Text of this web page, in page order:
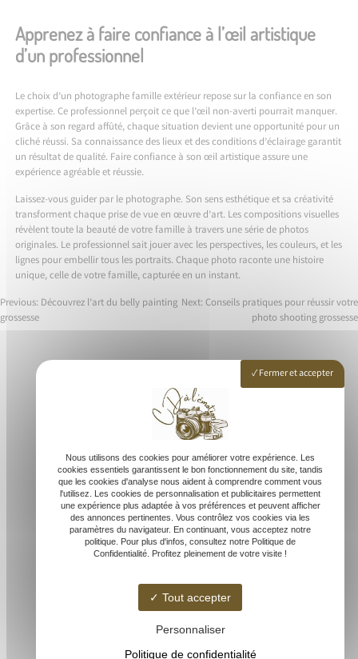
Apprenez à faire confiance à l’œil artistique
d’un professionnel
Le choix d’un photographe famille extérieur repose sur la confiance en son
expertise. Ce professionnel perçoit ce que l’œil non-averti pourrait manquer.
Grâce à son regard affûté, chaque situation devient une opportunité pour un
cliché réussi. Sa connaissance des lieux et des conditions d’éclairage garantit
un résultat de qualité. Faire confiance à son œil artistique assure une
expérience agréable et réussie.
Laissez-vous guider par le photographe. Son sens esthétique et sa créativité
transforment chaque prise de vue en œuvre d’art. Les compositions visuelles
révèlent toute la beauté de votre famille à travers une série de photos
originales. Le professionnel sait jouer avec les perspectives, les couleurs, et les
lignes pour embellir tous les portraits. Chaque photo raconte une histoire
unique, celle de votre famille, capturée en un instant.
Navigation
Previous: Découvrez l’art du belly painting
grossesse
Next: Conseils pratiques pour réussir votre
photo shooting grossesse
Accueil
Studio photo
Photographe mariage
Shooting extérieur
Grossesse & naissance
Galerie photo
Contact
Fermer et accepter
Nous utilisons des cookies pour améliorer votre expérience. Les
cookies essentiels garantissent le bon fonctionnement du site, tandis
que les cookies d'analyse nous aident à comprendre comment vous
l'utilisez. Les cookies de personnalisation et publicitaires permettent
une expérience plus adaptée à vos préférences et peuvent afficher
des annonces pertinentes. Vous contrôlez vos cookies via les
paramètres du navigateur. En continuant, vous acceptez notre
politique. Pour plus d'infos, consultez notre Politique de
Confidentialité. Profitez pleinement de votre visite !
Tout accepter
Personnaliser
Politique de confidentialité